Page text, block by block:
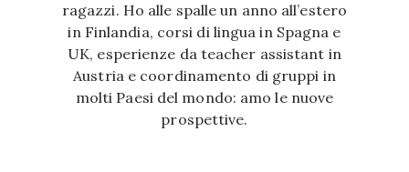
ragazzi. Ho alle spalle un anno all’estero
in Finlandia, corsi di lingua in Spagna e
UK, esperienze da teacher assistant in
Austria e coordinamento di gruppi in
molti Paesi del mondo: amo le nuove
prospettive.